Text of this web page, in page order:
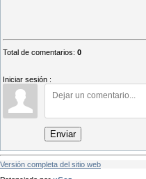
Total de comentarios: 0
Iniciar sesión :
Enviar
Versión completa del sitio web